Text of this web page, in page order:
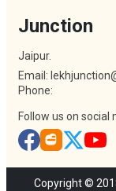
Junction
Jaipur.
Email:
Phone:
Follow us on social
Copyright ©